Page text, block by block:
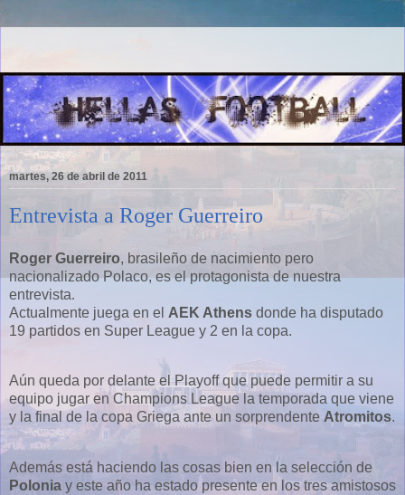
martes, 26 de abril de 2011
Entrevista a Roger Guerreiro
Roger Guerreiro, brasileño de nacimiento pero
nacionalizado Polaco, es el protagonista de nuestra
entrevista.
Actualmente juega en el AEK Athens donde ha disputado
19 partidos en Super League y 2 en la copa.
Aún queda por delante el Playoff que puede permitir a su
equipo jugar en Champions League la temporada que viene
y la final de la copa Griega ante un sorprendente Atromitos.
Además está haciendo las cosas bien en la selección de
Polonia y este año ha estado presente en los tres amistosos